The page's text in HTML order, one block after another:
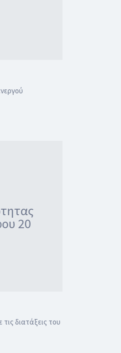
20
διατάξεις του